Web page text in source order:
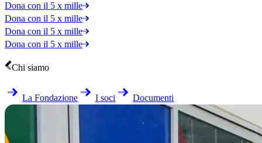
Dona con il 5 x mille
Dona con il 5 x mille
Dona con il 5 x mille
Dona con il 5 x mille
Chi siamo
La Fondazione I soci Documenti